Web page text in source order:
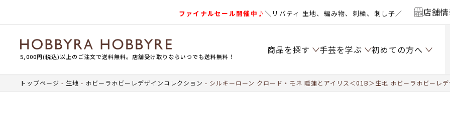
ファイナルセール開催中♪＼リバティ 生地、編み物、刺繍、刺し子／ 店舗
5,000円(税込)以上のご注文で送料無料。店舗受け取りならいつでも送料無料！
商品を探す 手芸を学ぶ 初めての方へ
トップページ 生地 ホビーラホビーレデザインコレクション シルキーローン クロード・モネ 睡蓮とアイリス＜01B＞生地 ホビーラホビーレ